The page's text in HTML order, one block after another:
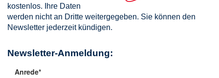
kostenlos. Ihre Daten
werden nicht an Dritte weitergegeben. Sie können den
Newsletter jederzeit kündigen.
Newsletter-Anmeldung: